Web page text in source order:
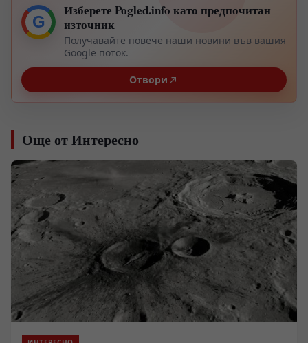
G
Изберете Pogled.info като предпочитан
източник
Получавайте повече наши новини във вашия
Google поток.
Отвори
Още от Интересно